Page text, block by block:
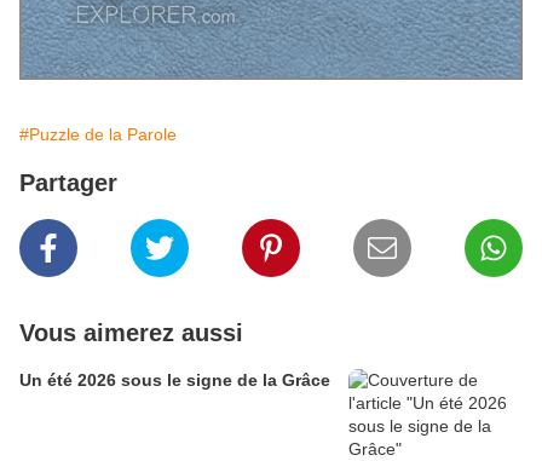
#Puzzle de la Parole
Partager
Vous aimerez aussi
Un été 2026 sous le signe de la Grâce